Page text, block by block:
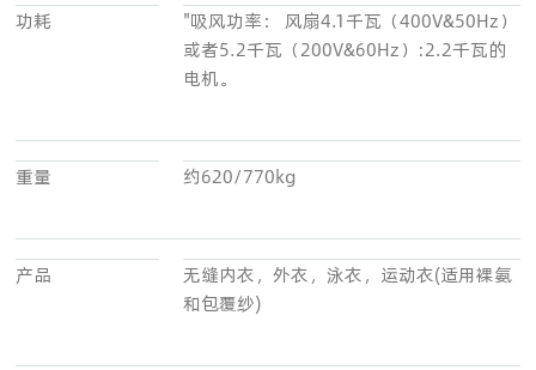
功耗
"吸风功率： 风扇4.1千瓦（400V&50Hz）
或者5.2千瓦（200V&60Hz）:2.2千瓦的
电机。
重量 约620/770kg
产品
无缝内衣，外衣，泳衣，运动衣(适用裸氨
和包覆纱)